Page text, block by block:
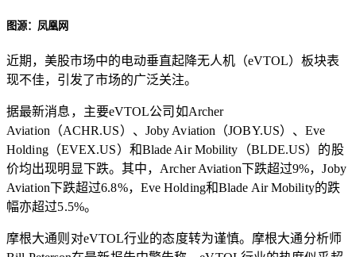
图源：凤凰网
近期，美股市场中的电动垂直起降无人机（eVTOL）板块表
现不佳，引发了市场的广泛关注。
据最新消息，主要eVTOL公司如Archer
Aviation（ACHR.US）、Joby Aviation（JOBY.US）、Eve
Holding（EVEX.US）和Blade Air Mobility（BLDE.US）的股
价均出现明显下跌。其中，Archer Aviation下跌超过9%，Joby
Aviation下跌超过6.8%，Eve Holding和Blade Air Mobility的跌
幅亦超过5.5%。
摩根大通则对eVTOL行业的态度转为谨慎。摩根大通分析师